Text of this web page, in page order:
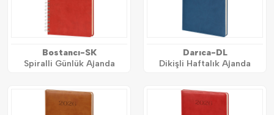
Bostancı-SK
Spiralli Günlük Ajanda
Darıca-DL
Dikişli Haftalık Ajanda